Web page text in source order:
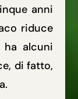
anni
riduce
ha alcuni
di fatto,